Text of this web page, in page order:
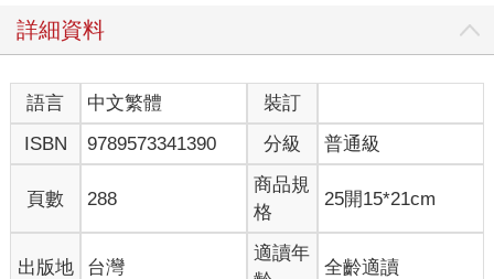
她在教室內總是形單影隻，向來不主動和別人說話，總是低頭看
但其實我很想和她聊天，因為不知道為什麼，我很在意她。
我想和她聊天，但沒有勇氣主動和她說話。
「你絕對要主動和她說話啊。」
我正在為這件事煩惱該怎麼辦才好時，哥哥剛好在客廳，於是我
就問他該怎麼辦，哥哥毫不猶豫地這麼告訴我。
哥哥目前是中學一年級的學生，和我相比，他懂很多事，而且他
整天說「我在學校超受女生歡迎」，所以我想他應該也很瞭解女
生。雖然哥哥的朋友說：「我從來沒有看過你哥哥受女生歡
詳細資料
語言 中文繁體
裝訂
ISBN
9789573341390 分級 普通級
頁數 288
商品規
格
25開15*21cm
出版地 台灣
適讀年
全齡適讀